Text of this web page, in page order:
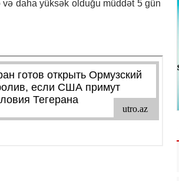
daha yüksək olduğu müddət 5 gün